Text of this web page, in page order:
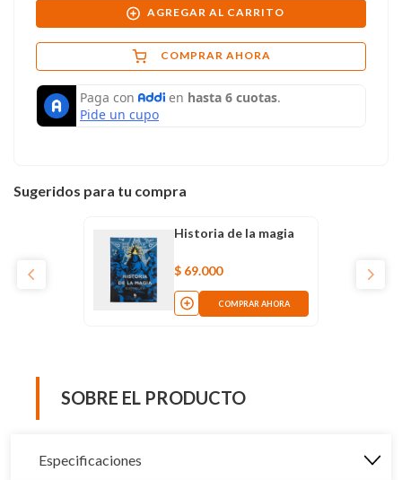
AGREGAR AL CARRITO
COMPRAR AHORA
Sugeridos para tu compra
Historia de la magia
$ 69.000
COMPRAR AHORA
SOBRE EL PRODUCTO
Especificaciones